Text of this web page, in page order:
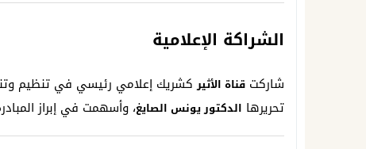
الشراكة الإعلامية
شاركت قناة الأثيركشريك إعلامي رئيسي في تنظيم
تحريرها الدكتور يونس الصايغ، وأسهمت في إبراز